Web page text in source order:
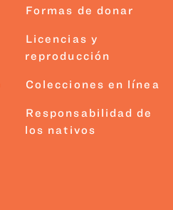
Formas de donar
Licencias y
reproducción
Colecciones en línea
Responsabilidad de
los nativos